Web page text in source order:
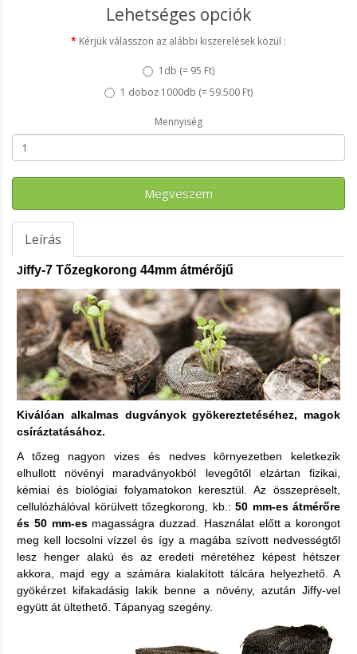
Lehetséges opciók
Kérjük válasszon az alábbi kiszerelések közül :
1db (= 95 Ft)
1 doboz 1000db (= 59.500 Ft)
Mennyiség
Megveszem
Leírás
Jiffy-7 Tőzegkorong 44mm átmérőjű
Kiválóan alkalmas dugványok gyökereztetéséhez, magok
csíráztatásához.
A tőzeg nagyon vizes és nedves környezetben keletkezik
elhullott növényi maradványokból levegőtől elzártan fizikai,
kémiai és biológiai folyamatokon keresztül. Az összepréselt,
cellulózhálóval körülvett tőzegkorong, kb.: 50 mm-es átmérőre
és 50 mm-esmagasságra duzzad. Használat előtt a korongot
meg kell locsolni vízzel és így a magába szívott nedvességtől
lesz henger alakú és az eredeti méretéhez képest hétszer
akkora, majd egy a számára kialakított tálcára helyezhető. A
gyökérzet kifakadásig lakik benne a növény, azután Jiffy-vel
együtt át ültethető. Tápanyag szegény.